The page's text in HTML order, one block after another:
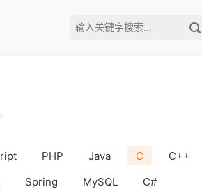
PHP Java C
C++
Spring MySQL C#